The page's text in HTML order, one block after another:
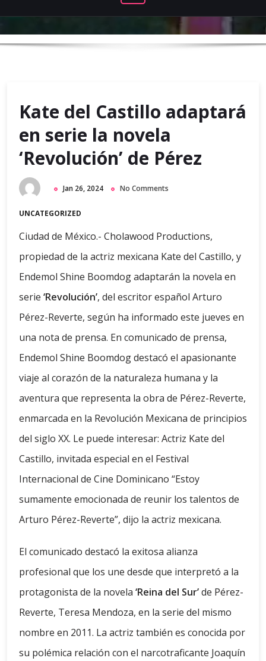
Kate del Castillo adaptará
en serie la novela
‘Revolución’ de Pérez
Jan 26, 2024 No Comments
UNCATEGORIZED
Ciudad de México.- Cholawood Productions,
propiedad de la actriz mexicana Kate del Castillo, y
Endemol Shine Boomdog adaptarán la novela en
serie ‘Revolución’, del escritor español Arturo
Pérez-Reverte, según ha informado este jueves en
una nota de prensa. En comunicado de prensa,
Endemol Shine Boomdog destacó el apasionante
viaje al corazón de la naturaleza humana y la
aventura que representa la obra de Pérez-Reverte,
enmarcada en la Revolución Mexicana de principios
del siglo XX. Le puede interesar: Actriz Kate del
Castillo, invitada especial en el Festival
Internacional de Cine Dominicano “Estoy
sumamente emocionada de reunir los talentos de
Arturo Pérez-Reverte”, dijo la actriz mexicana.
El comunicado destacó la exitosa alianza
profesional que los une desde que interpretó a la
protagonista de la novela ‘Reina del Sur’de Pérez-
Reverte, Teresa Mendoza, en la serie del mismo
nombre en 2011. La actriz también es conocida por
su polémica relación con el narcotraficante Joaquín